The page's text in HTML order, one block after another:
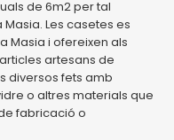
de 6m2 per tal
Les casetes es
Masia i ofereixen als
artesans de
diversos fets amb
o altres materials que
fabricació o